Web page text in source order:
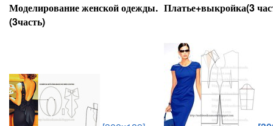
Моделирование женской одежды.
(3часть)
Платье+выкройка(3